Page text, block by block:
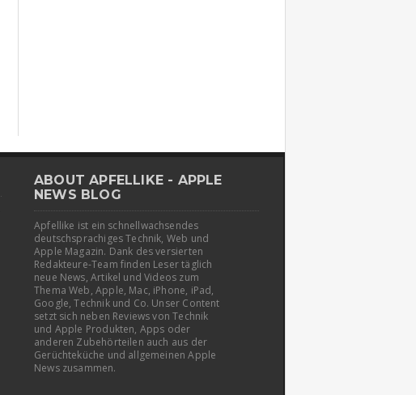
ABOUT APFELLIKE - APPLE
NEWS BLOG
Apfellike ist ein schnellwachsendes
deutschsprachiges Technik, Web und
Apple Magazin. Dank des versierten
Redakteure-Team finden Leser täglich
neue News, Artikel und Videos zum
Thema Web, Apple, Mac, iPhone, iPad,
Google, Technik und Co. Unser Content
setzt sich neben Reviews von Technik
und Apple Produkten, Apps oder
anderen Zubehörteilen auch aus der
Gerüchteküche und allgemeinen Apple
News zusammen.